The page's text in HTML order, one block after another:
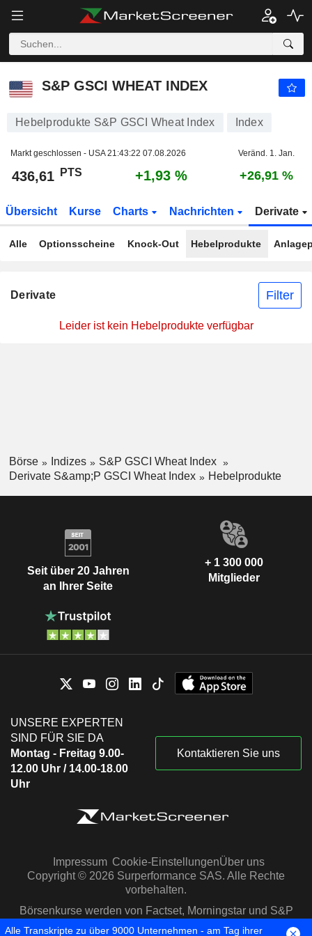
S&P GSCI WHEAT INDEX
S&P GSCI WHEAT INDEX
Hebelprodukte S&P GSCI Wheat Index Index
Markt geschlossen - USA21:43:22 07.08.2026 Veränd. 1. Jan.
436,61 PTS +1,93 % +26,91 %
Übersicht Kurse Charts Nachrichten Derivate
Alle Optionsscheine Knock-Out Hebelprodukte
Derivate Filter
Leider ist kein Hebelprodukte verfügbar
Börse Indizes
S&P GSCI Wheat Index
Derivate S&amp;P GSCI Wheat Index
Hebelprodukte
Seit über 20 Jahren
an Ihrer Seite
+ 1 300 000
Mitglieder
UNSERE EXPERTEN
SIND FÜR SIE DA
Montag - Freitag 9.00-
12.00 Uhr / 14.00-18.00
Uhr
Kontaktieren Sie uns
Impressum Cookie-EinstellungenÜber uns
Copyright © 2026 Surperformance SAS. Alle Rechte
vorbehalten.
Börsenkurse werden von Factset, Morningstar und S&P
Capital IQ zur Verfügung gestellt
Alle Transkripte zu über 9000 Unternehmen - am Tag ihrer